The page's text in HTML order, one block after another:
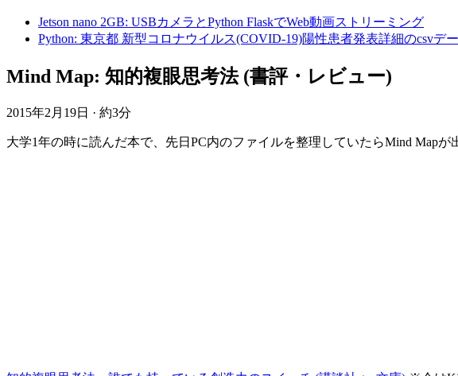
Jetson nano 2GB: USBカメラとPython FlaskでWeb動画ストリーミング
Python: 東京都 新型コロナウイルス(COVID-19)陽性患者発表詳細のcsvデ
Mind Map: 知的複眼思考法 (書評・レビュー)
2015年2月19日 · 約3分
大学1年の時に読んだ本で、先日PC内のファイルを整理していたらMind Mapが